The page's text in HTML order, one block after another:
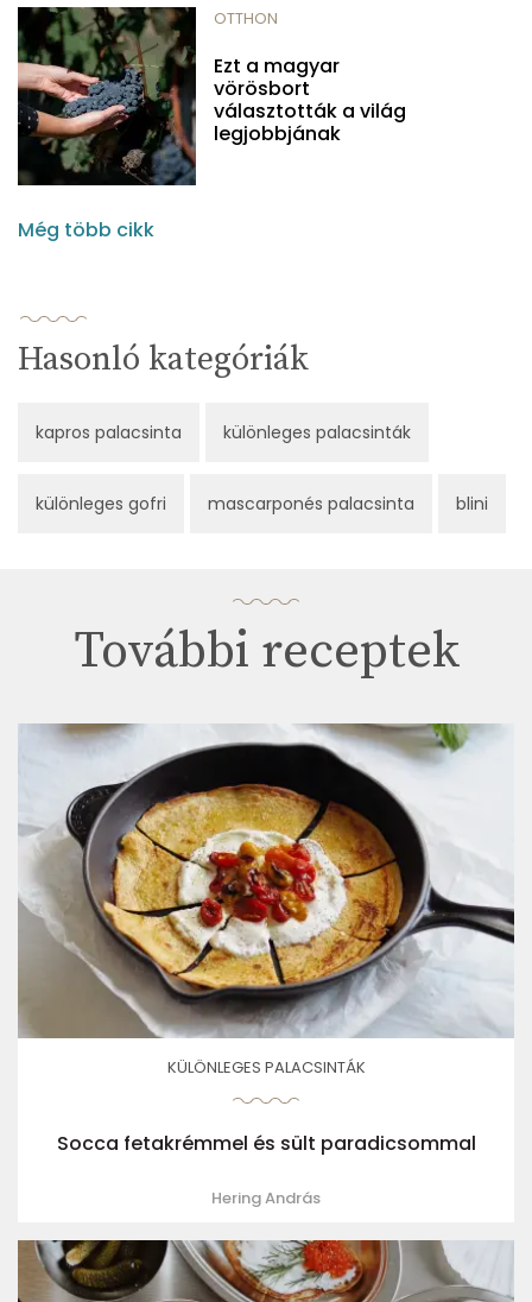
OTTHON
Ezt a magyar
vörösbort
választották a világ
legjobbjának
Még több cikk
Hasonló kategóriák
kapros palacsinta különleges palacsinták
különleges gofri mascarponés palacsinta blini
További receptek
KÜLÖNLEGES PALACSINTÁK
Socca fetakrémmel és sült paradicsommal
Hering András